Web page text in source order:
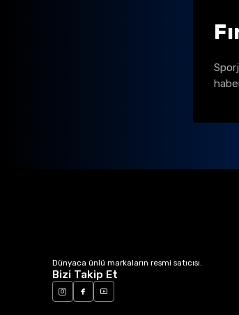
Dünyaca ünlü markaların resmi satıcısı.
Bizi Takip Et